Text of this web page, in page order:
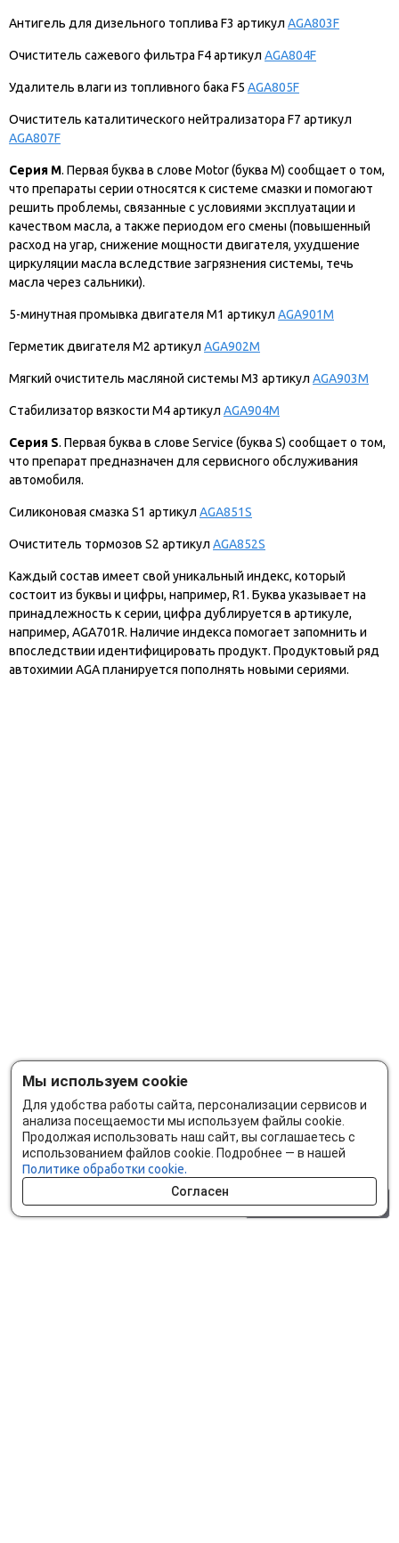
Антигель для дизельного топлива F3 артикул AGA803F
Очиститель сажевого фильтра F4 артикул AGA804F
Удалитель влаги из топливного бака F5 AGA805F
Очиститель каталитического нейтрализатора F7 артикул
AGA807F
Серия M. Первая буква в слове Motor (буква М) сообщает о том,
что препараты серии относятся к системе смазки и помогают
решить проблемы, связанные с условиями эксплуатации и
качеством масла, а также периодом его смены (повышенный
расход на угар, снижение мощности двигателя, ухудшение
циркуляции масла вследствие загрязнения системы, течь
масла через сальники).
5-минутная промывка двигателя М1 артикул AGA901M
Герметик двигателя М2 артикул AGA902M
Мягкий очиститель масляной системы М3 артикул AGA903M
Стабилизатор вязкости М4 артикул AGA904M
Серия S. Первая буква в слове Service (буква S) сообщает о том,
что препарат предназначен для сервисного обслуживания
автомобиля.
Силиконовая смазка S1 артикул AGA851S
Очиститель тормозов S2 артикул AGA852S
Каждый состав имеет свой уникальный индекс, который
состоит из буквы и цифры, например, R1. Буква указывает на
принадлежность к серии, цифра дублируется в артикуле,
например, AGA701R. Наличие индекса помогает запомнить и
впоследствии идентифицировать продукт. Продуктовый ряд
автохимии AGA планируется пополнять новыми сериями.
Мы используем cookie
Для удобства работы сайта, персонализации сервисов и
анализа посещаемости мы используем файлы cookie.
Продолжая использовать наш сайт, вы соглашаетесь с
использованием файлов cookie. Подробнее — в нашей
Политике обработки cookie.
Согласен